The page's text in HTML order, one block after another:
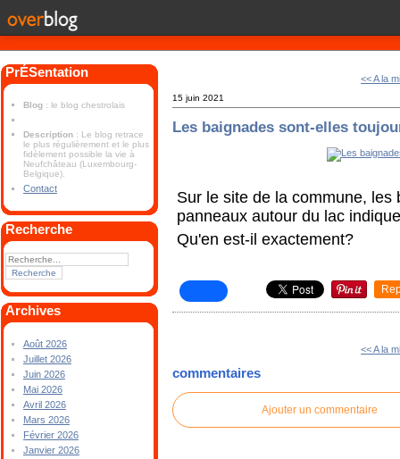
PrÉSentation
Blog : le blog chestrolais
Description : Le blog retrace
le plus régulièrement et le plus
fidèlement possible la vie à
Neufchâteau (Luxembourg-
Belgique).
Contact
Recherche
Archives
Août 2026
Juillet 2026
Juin 2026
Mai 2026
Avril 2026
Mars 2026
Février 2026
Janvier 2026
<< A la
15 juin 2021
Les baignades sont-elles
Sur le site de la commune,
panneaux autour du lac
Qu'en est-il exactement?
<< A la
commentaires
Ajouter un commentaire